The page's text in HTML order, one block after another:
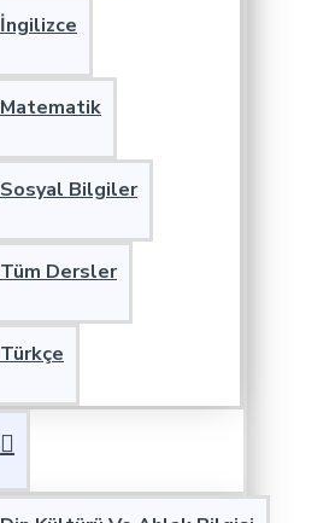
İngilizce
Matematik
Sosyal Bilgiler
Tüm Dersler
Türkçe